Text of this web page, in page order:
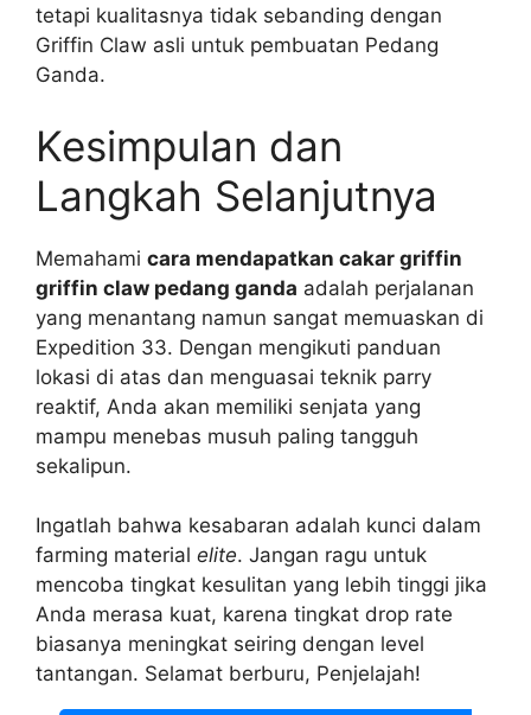
tetapi kualitasnya tidak sebanding dengan
Griffin Claw asli untuk pembuatan Pedang
Ganda.
Kesimpulan dan
Langkah Selanjutnya
Memahami cara mendapatkan cakar griffin
griffin claw pedang ganda adalah perjalanan
yang menantang namun sangat memuaskan di
Expedition 33. Dengan mengikuti panduan
lokasi di atas dan menguasai teknik parry
reaktif, Anda akan memiliki senjata yang
mampu menebas musuh paling tangguh
sekalipun.
Ingatlah bahwa kesabaran adalah kunci dalam
farming material elite. Jangan ragu untuk
mencoba tingkat kesulitan yang lebih tinggi jika
Anda merasa kuat, karena tingkat drop rate
biasanya meningkat seiring dengan level
tantangan. Selamat berburu, Penjelajah!